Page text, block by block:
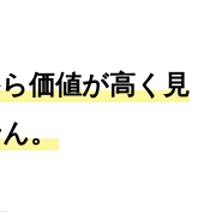
価値が高く見
。